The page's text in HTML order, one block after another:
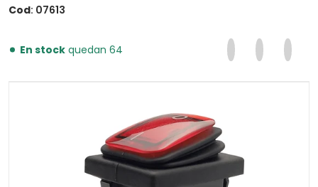
Cod 07613
En stock quedan 64 Compartir en
Se abre en una
Twittear
Se abre
Se